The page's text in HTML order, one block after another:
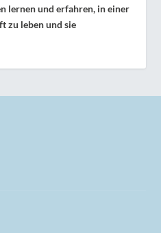
lernen und erfahren, in einer
zu leben und sie